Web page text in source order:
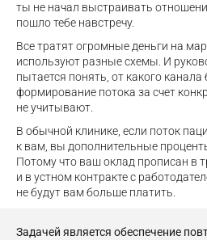
ты не начал выстраивать
пошло тебе навстречу.
Все тратят огромные деньги на
используют разные схемы. И
пытается понять, от какого
формирование потока за счет
не учитывают.
В обычной клинике, если поток
к вам, вы дополнительные
Потому что ваш оклад прописан в
и в устном контракте с
не будут вам больше платить.
Задачей является обеспечение